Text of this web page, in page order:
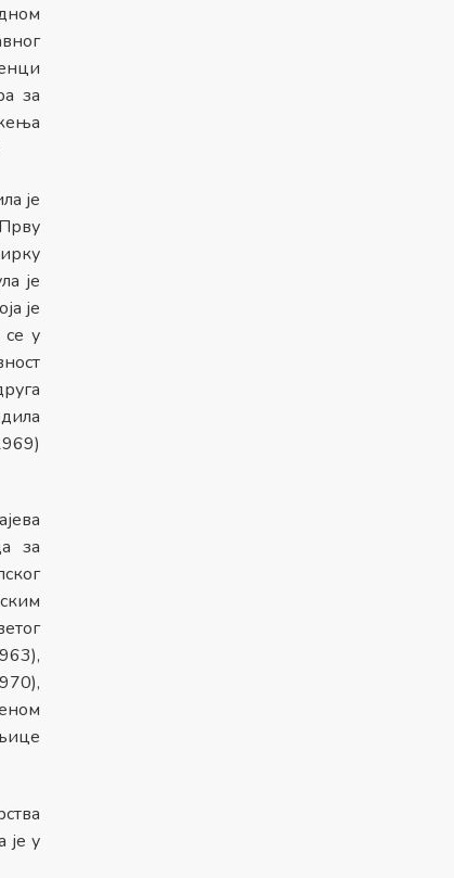
за
је
је
је
у
за
је у